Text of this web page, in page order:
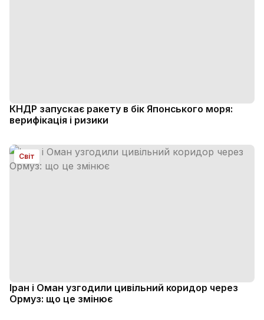
КНДР запускає ракету в бік Японського моря:
верифікація і ризики
Світ
Іран і Оман узгодили цивільний коридор через
Ормуз: що це змінює